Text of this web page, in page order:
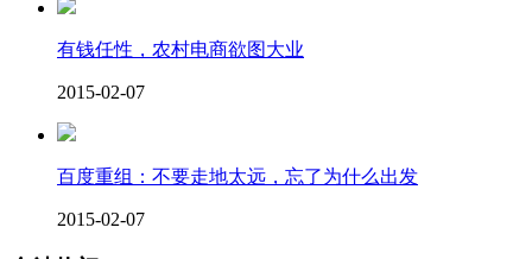
有钱任性，农村电商欲图大业
2015-02-07
百度重组：不要走地太远，忘了为什么出发
2015-02-07